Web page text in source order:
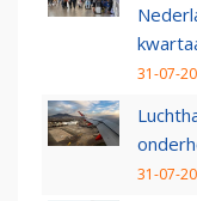
31-07-
31-07-